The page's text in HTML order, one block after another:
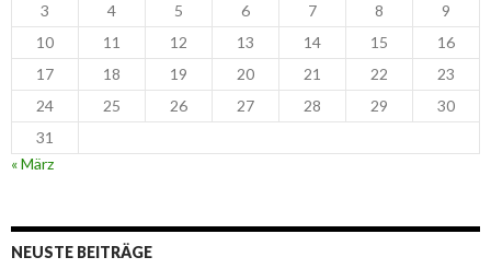
3
4 5 6 7 8
9
10
11 12 13 14 15
16
17
18 19 20 21 22
23
24
25 26 27 28 29
30
31
« März
NEUSTE BEITRÄGE